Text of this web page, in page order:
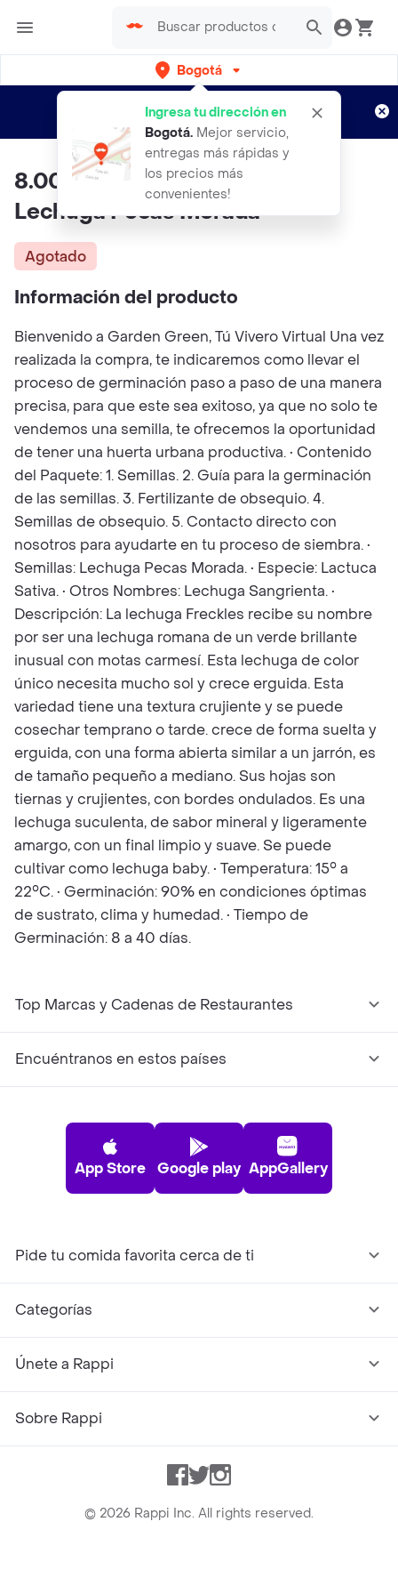
Bogotá
Ingresa tu dirección en
Bogotá. Mejor servicio,
entregas más rápidas y
los precios más
convenientes!
envíos gratis por semanas
Aplican TyC
8.000 Semillas Orgánicas De
Lechuga Pecas Morada
Agotado
Información del producto
Bienvenido a Garden Green, Tú Vivero Virtual Una vez
realizada la compra, te indicaremos como llevar el
proceso de germinación paso a paso de una manera
precisa, para que este sea exitoso, ya que no solo te
vendemos una semilla, te ofrecemos la oportunidad
de tener una huerta urbana productiva. • Contenido
del Paquete: 1. Semillas. 2. Guía para la germinación
de las semillas. 3. Fertilizante de obsequio. 4.
Semillas de obsequio. 5. Contacto directo con
nosotros para ayudarte en tu proceso de siembra. •
Semillas: Lechuga Pecas Morada. • Especie: Lactuca
Sativa. • Otros Nombres: Lechuga Sangrienta. •
Descripción: La lechuga Freckles recibe su nombre
por ser una lechuga romana de un verde brillante
inusual con motas carmesí. Esta lechuga de color
único necesita mucho sol y crece erguida. Esta
variedad tiene una textura crujiente y se puede
cosechar temprano o tarde. crece de forma suelta y
erguida, con una forma abierta similar a un jarrón, es
de tamaño pequeño a mediano. Sus hojas son
tiernas y crujientes, con bordes ondulados. Es una
lechuga suculenta, de sabor mineral y ligeramente
amargo, con un final limpio y suave. Se puede
cultivar como lechuga baby. • Temperatura: 15° a
22°C. • Germinación: 90% en condiciones óptimas
de sustrato, clima y humedad. • Tiempo de
Germinación: 8 a 40 días.
Top Marcas y Cadenas de Restaurantes
Encuéntranos en estos países
App Store Google play AppGallery
Pide tu comida favorita cerca de ti
Categorías
Únete a Rappi
Sobre Rappi
Facebook
TwitterInstagram
© 2026 Rappi Inc. All rights reserved.